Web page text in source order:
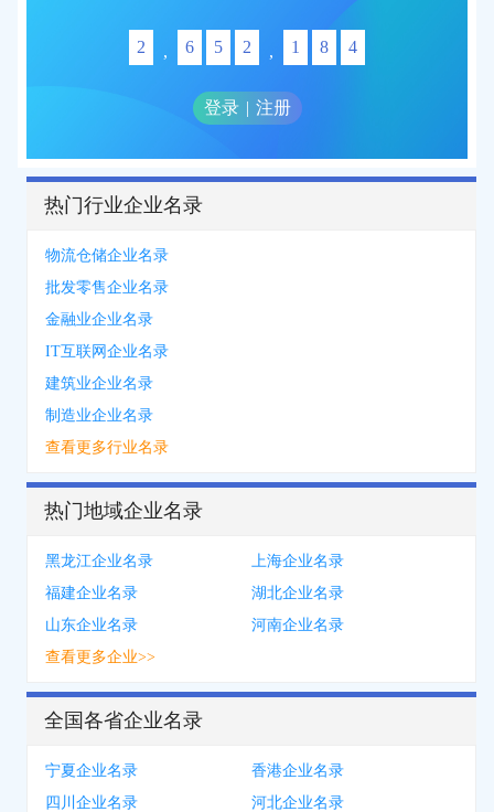
2 , 6 5 2 , 1 8 4
登录 | 注册
热门行业企业名录
物流仓储企业名录
批发零售企业名录
金融业企业名录
IT互联网企业名录
建筑业企业名录
制造业企业名录
查看更多行业名录
热门地域企业名录
黑龙江企业名录
上海企业名录
福建企业名录
湖北企业名录
山东企业名录
河南企业名录
查看更多企业>>
全国各省企业名录
宁夏企业名录
香港企业名录
四川企业名录
河北企业名录